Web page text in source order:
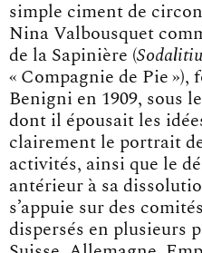
simple ciment de
Nina Valbousquet
de la Sapinière (
« Compagnie de Pie »),
Benigni en 1909, sous
dont il épousait les
clairement le portrait
activités, ainsi que le
antérieur à sa
s’appuie sur des
dispersés en plusieurs